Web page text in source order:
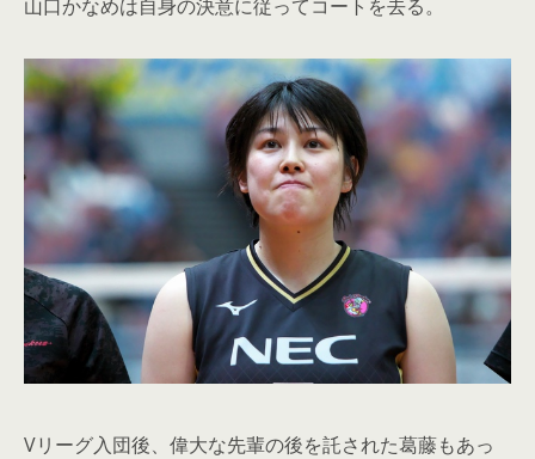
山口かなめは自身の決意に従ってコートを去る。
Vリーグ入団後、偉大な先輩の後を託された葛藤もあっ